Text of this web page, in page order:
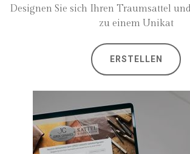
Designen Sie sich Ihren Traumsattel
zu einem Unikat
ERSTELLEN